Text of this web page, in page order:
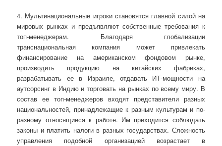
4. Мультинациональные игроки становятся главной силой на
мировых рынках и предъявляют собственные требования к
топ-менеджерам. Благодаря глобализации
транснациональная компания может привлекать
финансирование на американском фондовом рынке,
производить продукцию на китайских фабриках,
разрабатывать ее в Израиле, отдавать ИТ-мощности на
аутсорсинг в Индию и торговать на рынках по всему миру. В
состав ее топ-менеджеров входят представители разных
национальностей, принадлежащие к разным культурам и по-
разному относящиеся к работе. Им приходится соблюдать
законы и платить налоги в разных государствах. Сложность
управления подобной организацией возрастает в